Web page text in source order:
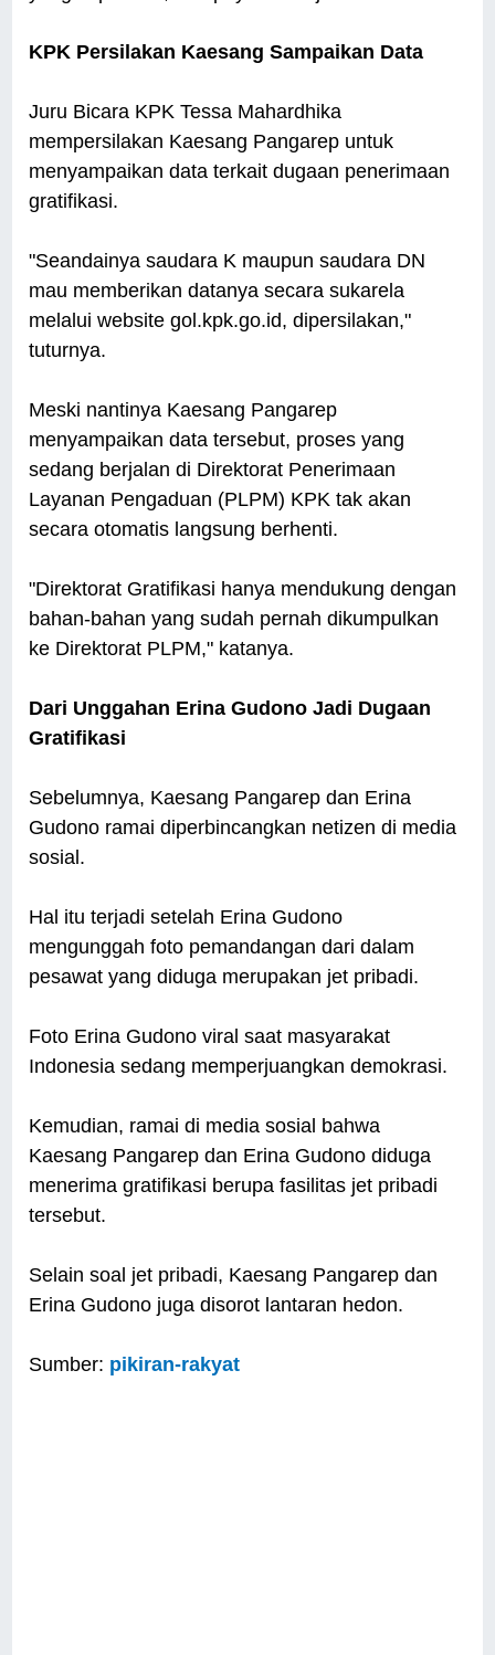
KPK Persilakan Kaesang Sampaikan Data
Juru Bicara KPK Tessa Mahardhika
mempersilakan Kaesang Pangarep untuk
menyampaikan data terkait dugaan penerimaan
gratifikasi.
"Seandainya saudara K maupun saudara DN
mau memberikan datanya secara sukarela
melalui website gol.kpk.go.id, dipersilakan,"
tuturnya.
Meski nantinya Kaesang Pangarep
menyampaikan data tersebut, proses yang
sedang berjalan di Direktorat Penerimaan
Layanan Pengaduan (PLPM) KPK tak akan
secara otomatis langsung berhenti.
"Direktorat Gratifikasi hanya mendukung dengan
bahan-bahan yang sudah pernah dikumpulkan
ke Direktorat PLPM," katanya.
Dari Unggahan Erina Gudono Jadi Dugaan
Gratifikasi
Sebelumnya, Kaesang Pangarep dan Erina
Gudono ramai diperbincangkan netizen di media
sosial.
Hal itu terjadi setelah Erina Gudono
mengunggah foto pemandangan dari dalam
pesawat yang diduga merupakan jet pribadi.
Foto Erina Gudono viral saat masyarakat
Indonesia sedang memperjuangkan demokrasi.
Kemudian, ramai di media sosial bahwa
Kaesang Pangarep dan Erina Gudono diduga
menerima gratifikasi berupa fasilitas jet pribadi
tersebut.
Selain soal jet pribadi, Kaesang Pangarep dan
Erina Gudono juga disorot lantaran hedon.
Sumber: pikiran-rakyat